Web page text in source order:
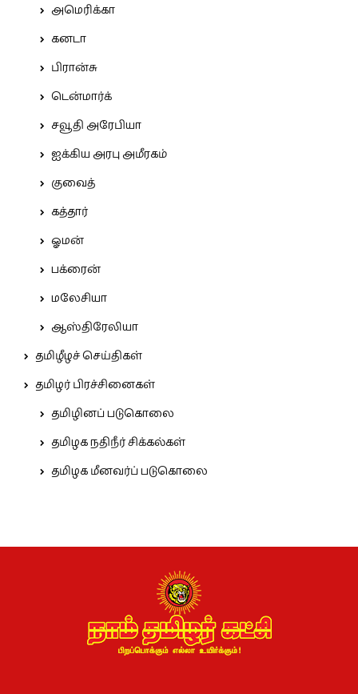
அமெரிக்கா
கனடா
பிரான்சு
டென்மார்க்
சவூதி அரேபியா
ஐக்கிய அரபு அமீரகம்
குவைத்
கத்தார்
ஓமன்
பக்ரைன்
மலேசியா
ஆஸ்திரேலியா
தமிழீழச் செய்திகள்
தமிழர் பிரச்சினைகள்
தமிழினப் படுகொலை
தமிழக நதிநீர் சிக்கல்கள்
தமிழக மீனவர்ப் படுகொலை